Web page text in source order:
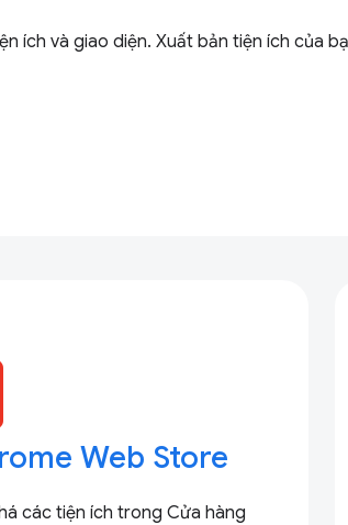
ích và giao diện. Xuất bản tiện ích của
Web Store
các tiện ích trong Cửa hàng